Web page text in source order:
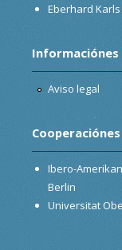
Eberhard
Informaciónes
Aviso legal
Cooperaciónes
Ibero-
Berlin
Universitat